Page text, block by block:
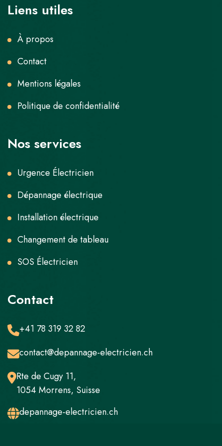
Liens utiles
À propos
Contact
Mentions légales
Politique de confidentialité
Nos services
Urgence Électricien
Dépannage électrique
Installation électrique
Changement de tableau
SOS Électricien
Contact
+41 78 319 32 82
contact@depannage-electricien.ch
Rte de Cugy 11,
1054 Morrens, Suisse
depannage-electricien.ch